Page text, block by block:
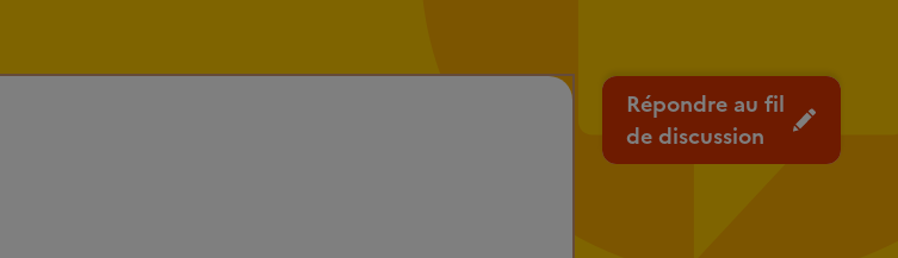
Répondre au fil
de discussion